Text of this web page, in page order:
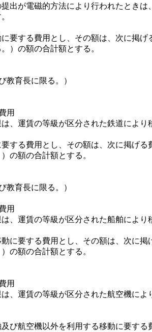
出が電磁的方法により行われたとき
要する費用とし、その額は、次に掲げ
）の額の合計額とする。
育長に限る。）
用
、運賃の等級が区分された鉄道によ
する費用とし、その額は、次に掲げ
の額の合計額とする。
育長に限る。）
用
、運賃の等級が区分された船舶によ
に要する費用とし、その額は、次に
の額の合計額とする。
用
、運賃の等級が区分された航空機に
び航空機以外を利用する移動に要す